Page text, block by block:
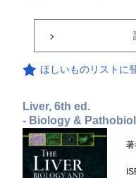
ほしいものリストに
Liver, 6th ed.
- Biology &